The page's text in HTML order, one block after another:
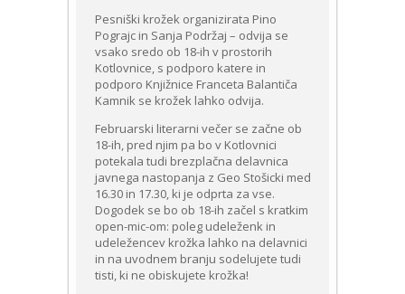
Pesniški krožek organizirata Pino
Pograjc in Sanja Podržaj – odvija se
vsako sredo ob 18-ih v prostorih
Kotlovnice, s podporo katere in
podporo Knjižnice Franceta Balantiča
Kamnik se krožek lahko odvija.
Februarski literarni večer se začne ob
18-ih, pred njim pa bo v Kotlovnici
potekala tudi brezplačna delavnica
javnega nastopanja z Geo Stošicki med
16.30 in 17.30, ki je odprta za vse.
Dogodek se bo ob 18-ih začel s kratkim
open-mic-om: poleg udeleženk in
udeležencev krožka lahko na delavnici
in na uvodnem branju sodelujete tudi
tisti, ki ne obiskujete krožka!